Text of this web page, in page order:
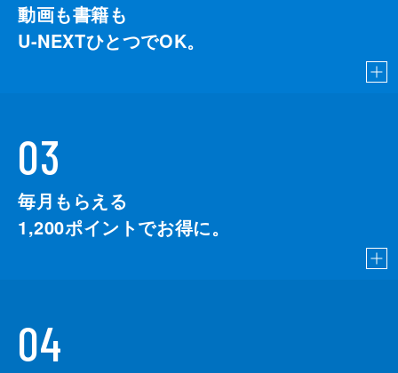
動画も書籍も
U-NEXTひとつでOK。
03
毎月もらえる
1,200ポイントでお得に。
04